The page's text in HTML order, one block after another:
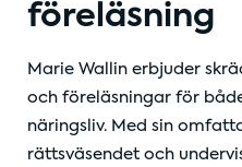
föreläsning
Marie Wallin erbjuder
och föreläsningar för
näringsliv. Med sin
rättsväsendet och